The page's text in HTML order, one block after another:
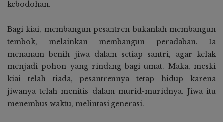
kebodohan.
Bagi kiai, membangun pesantren bukanlah membangun
tembok, melainkan membangun peradaban. Ia
menanam benih jiwa dalam setiap santri, agar kelak
menjadi pohon yang rindang bagi umat. Maka, meski
kiai telah tiada, pesantrennya tetap hidup karena
jiwanya telah menitis dalam murid-muridnya. Jiwa itu
menembus waktu, melintasi generasi.